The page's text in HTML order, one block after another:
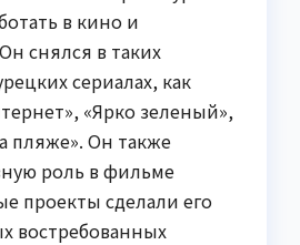
в кино и
снялся в таких
сериалах, как
«Ярко зеленый»,
пляже». Он также
роль в фильме
проекты сделали его
востребованных